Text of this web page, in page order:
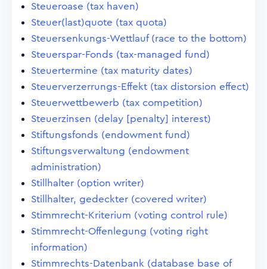
Steueroase (tax haven)
Steuer(last)quote (tax quota)
Steuersenkungs-Wettlauf (race to the bottom)
Steuerspar-Fonds (tax-managed fund)
Steuertermine (tax maturity dates)
Steuerverzerrungs-Effekt (tax distorsion effect)
Steuerwettbewerb (tax competition)
Steuerzinsen (delay [penalty] interest)
Stiftungsfonds (endowment fund)
Stiftungsverwaltung (endowment
administration)
Stillhalter (option writer)
Stillhalter, gedeckter (covered writer)
Stimmrecht-Kriterium (voting control rule)
Stimmrecht-Offenlegung (voting right
information)
Stimmrechts-Datenbank (database base of